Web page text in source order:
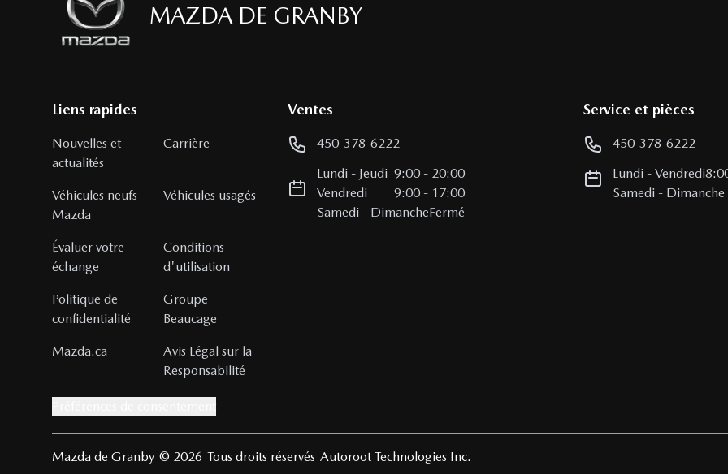
MAZDA DE GRANBY
Liens rapides
Nouvelles et
actualités
Carrière
Véhicules neufs
Mazda
Véhicules usagés
Évaluer votre
échange
Conditions
d'utilisation
Politique de
confidentialité
Groupe
Beaucage
Mazda.ca
Avis Légal sur la
Responsabilité
Ventes
450-378-6222
Lundi - Jeudi 9:00- 20:00
Vendredi
9:00- 17:00
Samedi - DimancheFermé
Service et pièces
450-378-6222
Lundi -Vendredi
Samedi - Dimanche
Mazda de Granby © 2026 Tous droits réservés Autoroot Technologies Inc.